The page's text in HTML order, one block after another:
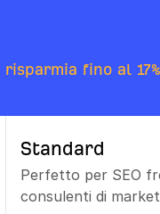
risparmia fino al 17%
Standard
Perfetto per SEO
consulenti di